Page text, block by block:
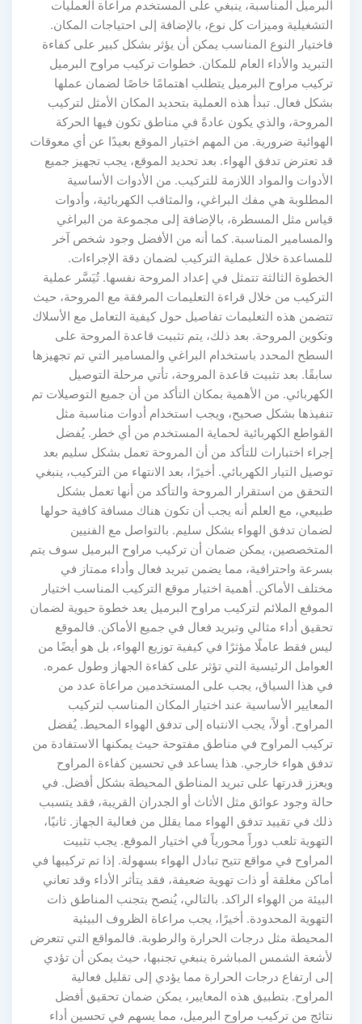
المناسبة، ينبغي على المستخدم مراعاة العمليات
وميزات كل نوع، بالإضافة إلى احتياجات المكان.
النوع المناسب يمكن أن يؤثر بشكل كبير على كفاءة
والأداء العام للمكان. خطوات تركيب مراوح البرميل
مراوح البرميل يتطلب اهتمامًا خاصًا لضمان عملها
فعال. تبدأ هذه العملية بتحديد المكان الأمثل لتركيب
والذي يكون عادةً في مناطق تكون فيها الحركة
ضرورية. من المهم اختيار الموقع بعيدًا عن أي معوقات
تعترض تدفق الهواء. بعد تحديد الموقع، يجب تجهيز جميع
والمواد اللازمة للتركيب. من الأدوات الأساسية
هي مفك البراغي، والمثاقب الكهربائية، وأدوات
مثل المسطرة، بالإضافة إلى مجموعة من البراغي
المناسبة. كما أنه من الأفضل وجود شخص آخر
خلال عملية التركيب لضمان دقة الإجراءات.
الثالثة تتمثل في إعداد المروحة نفسها. تُيَسَّر عملية
من خلال قراءة التعليمات المرفقة مع المروحة، حيث
هذه التعليمات تفاصيل حول كيفية التعامل مع الأسلاك
المروحة. بعد ذلك، يتم تثبيت قاعدة المروحة على
المحدد باستخدام البراغي والمسامير التي تم تجهيزها
بعد تثبيت قاعدة المروحة، تأتي مرحلة التوصيل
من الأهمية بمكان التأكد من أن جميع التوصيلات تم
بشكل صحيح، ويجب استخدام أدوات مناسبة مثل
الكهربائية لحماية المستخدم من أي خطر. يُفضل
اختبارات للتأكد من أن المروحة تعمل بشكل سليم بعد
التيار الكهربائي. أخيرًا، بعد الانتهاء من التركيب، ينبغي
من استقرار المروحة والتأكد من أنها تعمل بشكل
مع العلم أنه يجب أن تكون هناك مسافة كافية حولها
تدفق الهواء بشكل سليم. بالتواصل مع الفنيين
يمكن ضمان أن تركيب مراوح البرميل سوف يتم
واحترافية، مما يضمن تبريد فعال وأداء ممتاز في
الأماكن. أهمية اختيار موقع التركيب المناسب اختيار
الملائم لتركيب مراوح البرميل يعد خطوة حيوية لضمان
أداء مثالي وتبريد فعال في جميع الأماكن. فالموقع
فقط عاملًا مؤثرًا في كيفية توزيع الهواء، بل هو أيضًا من
الرئيسية التي تؤثر على كفاءة الجهاز وطول عمره.
هذا السياق، يجب على المستخدمين مراعاة عدد من
الأساسية عند اختيار المكان المناسب لتركيب
أولاً، يجب الانتباه إلى تدفق الهواء المحيط. يُفضل
المراوح في مناطق مفتوحة حيث يمكنها الاستفادة من
هواء خارجي. هذا يساعد في تحسين كفاءة المراوح
قدرتها على تبريد المناطق المحيطة بشكل أفضل. في
وجود عوائق مثل الأثاث أو الجدران القريبة، فقد يتسبب
في تقييد تدفق الهواء مما يقلل من فعالية الجهاز. ثانيًا،
تلعب دوراً محورياً في اختيار الموقع. يجب تثبيت
في مواقع تتيح تبادل الهواء بسهولة. إذا تم تركيبها في
مغلقة أو ذات تهوية ضعيفة، فقد يتأثر الأداء وقد تعاني
من الهواء الراكد. بالتالي، يُنصح بتجنب المناطق ذات
المحدودة. أخيرًا، يجب مراعاة الظروف البيئية
مثل درجات الحرارة والرطوبة. فالمواقع التي تتعرض
الشمس المباشرة ينبغي تجنبها، حيث يمكن أن تؤدي
ارتفاع درجات الحرارة مما يؤدي إلى تقليل فعالية
بتطبيق هذه المعايير، يمكن ضمان تحقيق أفضل
من تركيب مراوح البرميل، مما يسهم في تحسين أداء